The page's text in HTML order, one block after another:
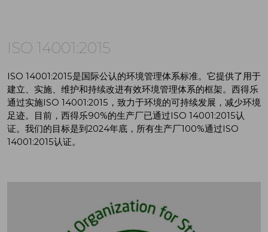
ISO 14001:2015
ISO 14001:2015是国际公认的环境管理体系标准。它提供了用于
建立、实施、维护和持续改进有效环境管理体系的框架。西得乐
通过实施ISO 14001:2015，致力于环境的可持续发展，减少环境
足迹。目前，西得乐90%的生产厂已通过ISO 14001:2015认
证。我们的目标是到2024年底，所有生产厂100%通过ISO
14001:2015认证。